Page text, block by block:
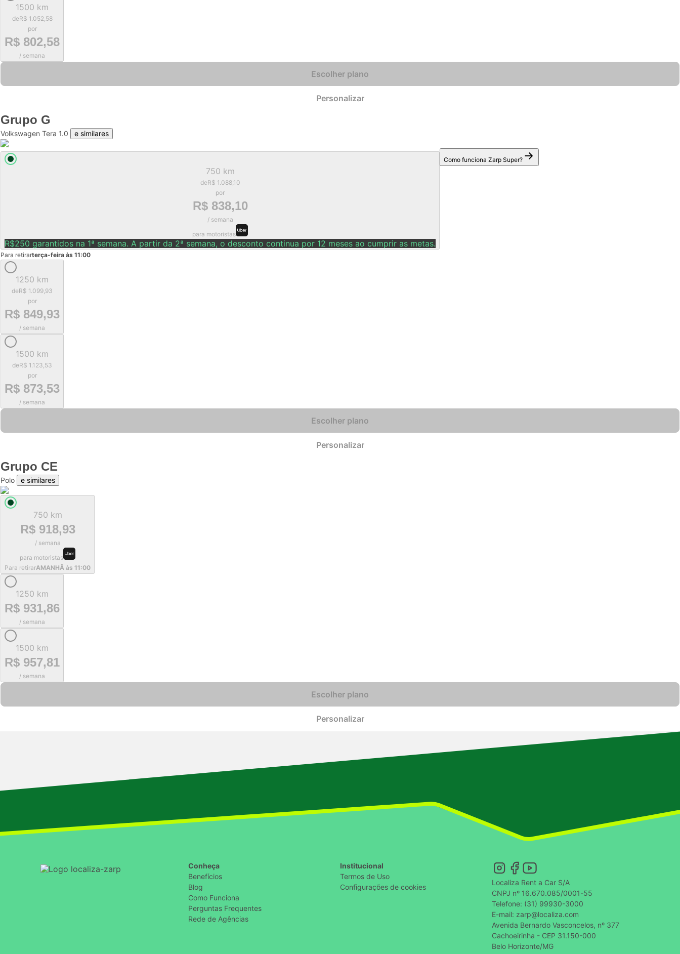
1500 km
deR$ 1.052,58
por
R$ 802,58
/ semana
Escolher plano
Personalizar
Grupo G
Volkswagen Tera 1.0 e similares
750 km
deR$ 1.088,10
por
R$ 838,10
/ semana
para motoristas
R$250 garantidos na 1ª semana. A partir da 2ª semana, o desconto continua por 12 meses ao cumprir as metas.
Como funciona Zarp Super?
Para retirarterça-feira às 11:00
1250 km
deR$ 1.099,93
por
R$ 849,93
/ semana
1500 km
deR$ 1.123,53
por
R$ 873,53
/ semana
Escolher plano
Personalizar
Grupo CE
Polo e similares
750 km
R$ 918,93
/ semana
para motoristas
Para retirarAMANHÃ às 11:00
1250 km
R$ 931,86
/ semana
1500 km
R$ 957,81
/ semana
Escolher plano
Personalizar
Conheça
Benefícios
Blog
Como Funciona
Perguntas Frequentes
Rede de Agências
Institucional
Termos de Uso
Configurações de cookies
Localiza Rent a Car S/A
CNPJ nº 16.670.085/0001-55
Telefone: (31) 99930-3000
E-mail: zarp@localiza.com
Avenida Bernardo Vasconcelos, nº 377
Cachoeirinha - CEP 31.150-000
Belo Horizonte/MG